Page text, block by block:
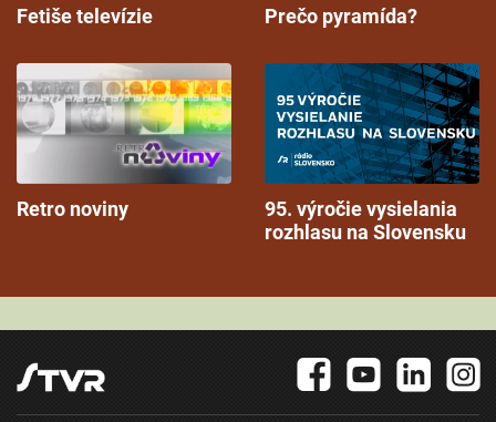
Fetiše televízie Prečo pyramída?
Retro noviny
95. výročie vysielania
rozhlasu na Slovensku